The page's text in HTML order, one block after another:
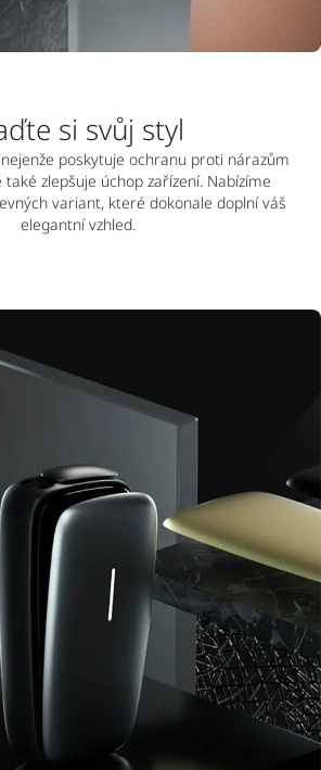
si svůj styl
poskytuje ochranu proti nárazům
zlepšuje úchop zařízení. Nabízíme
variant, které dokonale doplní váš
elegantní vzhled.